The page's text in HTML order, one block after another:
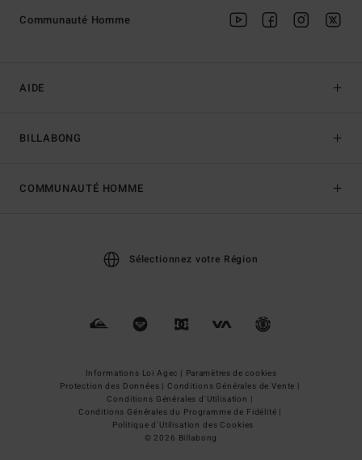
AIDE
BILLABONG
Communauté Homme
COMMUNAUTÉ HOMME
Sélectionnez votre Région
Informations Loi Agec | Paramètres de cookies
Protection des Données | Conditions Générales de Vente |
Conditions Générales d'Utilisation |
Conditions Générales du Programme de Fidélité |
Politique d'Utilisation des Cookies
© 2026 Billabong